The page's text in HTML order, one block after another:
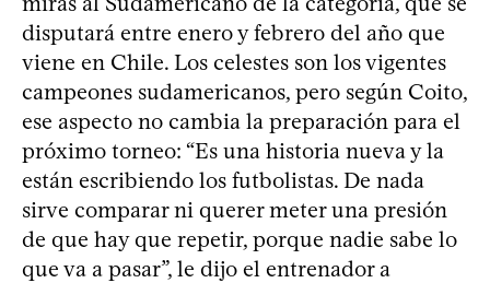
disputará entre enero y febrero del año que
viene en Chile. Los celestes son los vigentes
campeones sudamericanos, pero según Coito,
ese aspecto no cambia la preparación para el
próximo torneo: “Es una historia nueva y la
están escribiendo los futbolistas. De nada
sirve comparar ni querer meter una presión
de que hay que repetir, porque nadie sabe lo
que va a pasar”, le dijo el entrenador a